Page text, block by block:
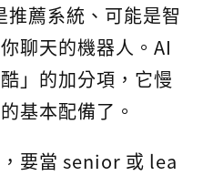
推薦系統、可能是智
聊天的機器人。AI
」的加分項，它慢
基本配備了。
要當 senior 或 lea